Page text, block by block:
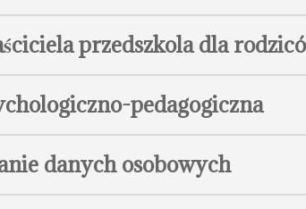
przedszkola dla
pedagogiczna
danych osobowych